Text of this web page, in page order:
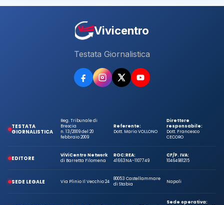
Vivicentro
Testata Giornalistica
TESTATA
GIORNALISTICA
Reg. Tribunale di
Brescia
n. 13/2009 del 20
febbraio 2009
Referente:
Dott. Mario VOLLONO
Direttore
responsabile:
Dott. Francesco
CECORO
EDITORE
ViViCentro Network
di Barretta Filomena
ROC:
41663
REA:
NA-1107749
CF/P. IVA:
10464981215
SEDE LEGALE Via Plinio Il Vecchio 24
80053 Castellammare
di Stabia
Napoli
Sede operativa: